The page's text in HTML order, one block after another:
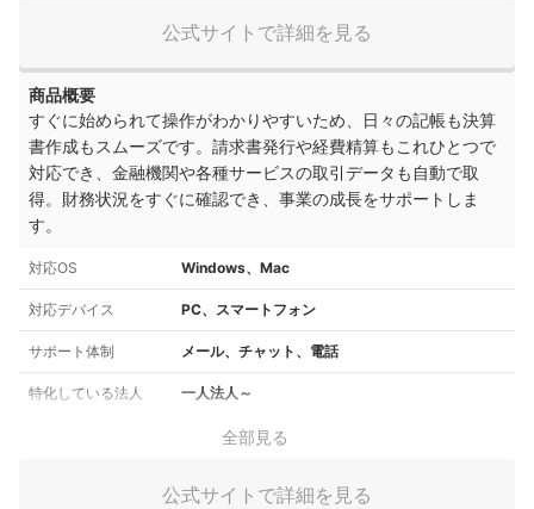
公式サイトで詳細を見る
商品概要
すぐに始められて操作がわかりやすいため、日々の記帳も決算
書作成もスムーズです。請求書発行や経費精算もこれひとつで
対応でき、金融機関や各種サービスの取引データも自動で取
得。財務状況をすぐに確認でき、事業の成長をサポートしま
す。
対応OS Windows、Mac
対応デバイス PC、スマートフォン
サポート体制 メール、チャット、電話
特化している法人 一人法人～
全部見る
公式サイトで詳細を見る